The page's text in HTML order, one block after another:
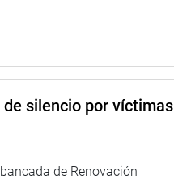
las propuestas
los documentos
y Cuenta
silencio por víctimas
de Renovación